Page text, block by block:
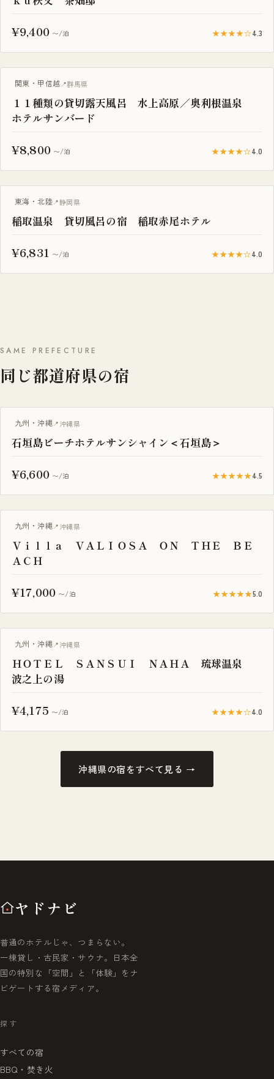
¥9,400 〜/泊 ★★★★☆4.3
一棟貸し
関東・甲信越 群馬県
１１種類の貸切露天風呂 水上高原／奥利根温泉
ホテルサンバード
¥8,800 〜/泊 ★★★★☆4.0
一棟貸し
東海・北陸 静岡県
稲取温泉 貸切風呂の宿 稲取赤尾ホテル
¥6,831 〜/泊 ★★★★☆4.0
SAME PREFECTURE
同じ都道府県の宿
露天風呂付き客室
九州・沖縄 沖縄県
石垣島ビーチホテルサンシャイン＜石垣島＞
¥6,600 〜/泊 ★★★★★4.5
プール付き
九州・沖縄 沖縄県
Ｖｉｌｌａ ＶＡＬＩＯＳＡ ＯＮ ＴＨＥ ＢＥ
ＡＣＨ
¥17,000 〜/泊 ★★★★★5.0
プール付き
九州・沖縄 沖縄県
ＨＯＴＥＬ ＳＡＮＳＵＩ ＮＡＨＡ 琉球温泉
波之上の湯
¥4,175 〜/泊 ★★★★☆4.0
沖縄県の宿をすべて見る →
ヤドナビ
普通のホテルじゃ、つまらない。
一棟貸し・古民家・サウナ。日本全
国の特別な「空間」と「体験」をナ
ビゲートする宿メディア。
探す
すべての宿
BBQ・焚き火